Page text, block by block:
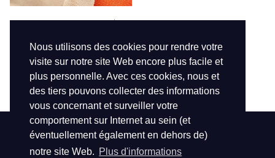
Nous utilisons des cookies pour rendre votre
visite sur notre site Web encore plus facile et
plus personnelle. Avec ces cookies, nous et
des tiers pouvons collecter des informations
vous concernant et surveiller votre
comportement sur Internet au sein (et
éventuellement également en dehors de)
notre site Web. Plus d'informations
€ 14,95 Voir
Contact Service